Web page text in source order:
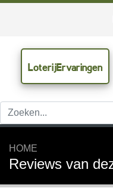
LoterijErvaringen
HOME
Reviews van